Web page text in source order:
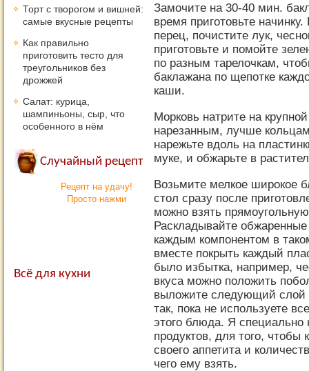
Замочите на 30-40 мин.
время приготовьте
перец, почистите лук,
приготовьте и помойте
по разным тарелочкам,
баклажана по щепотке
каши.
Морковь натрите на
нарезанным, лучше
нарежьте вдоль на
муке, и обжарьте в
Возьмите мелкое широкое
стол сразу после
можно взять
Раскладывайте
каждым компонентом в
вместе покрыть каждый
было избытка, например,
вкуса можно положить
выложите следующий слой
так, пока не используете
этого блюда. Я специально
продуктов, для того, чтобы
своего аппетита и
чего ему взять.
Торт с творогом и вишней:
самые вкусные рецепты
Как правильно
приготовить тесто для
треугольников без
дрожжей
Салат: курица,
шампиньоны, сыр, что
особенного в нём
Случайный рецепт
Рецепт на удачу!
Просто нажми
Всё для кухни